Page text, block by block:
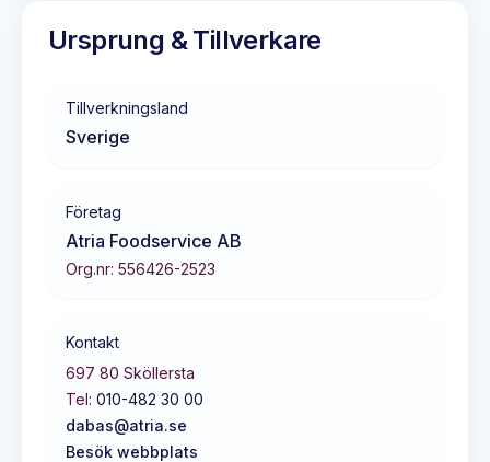
Ursprung & Tillverkare
Tillverkningsland
Sverige
Företag
Atria Foodservice AB
Org.nr: 556426-2523
Kontakt
697 80 Sköllersta
Tel: 010-482 30 00
dabas@atria.se
Besök webbplats